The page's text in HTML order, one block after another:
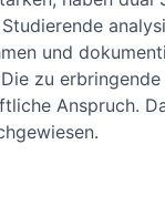
und
zu
Anspruch.